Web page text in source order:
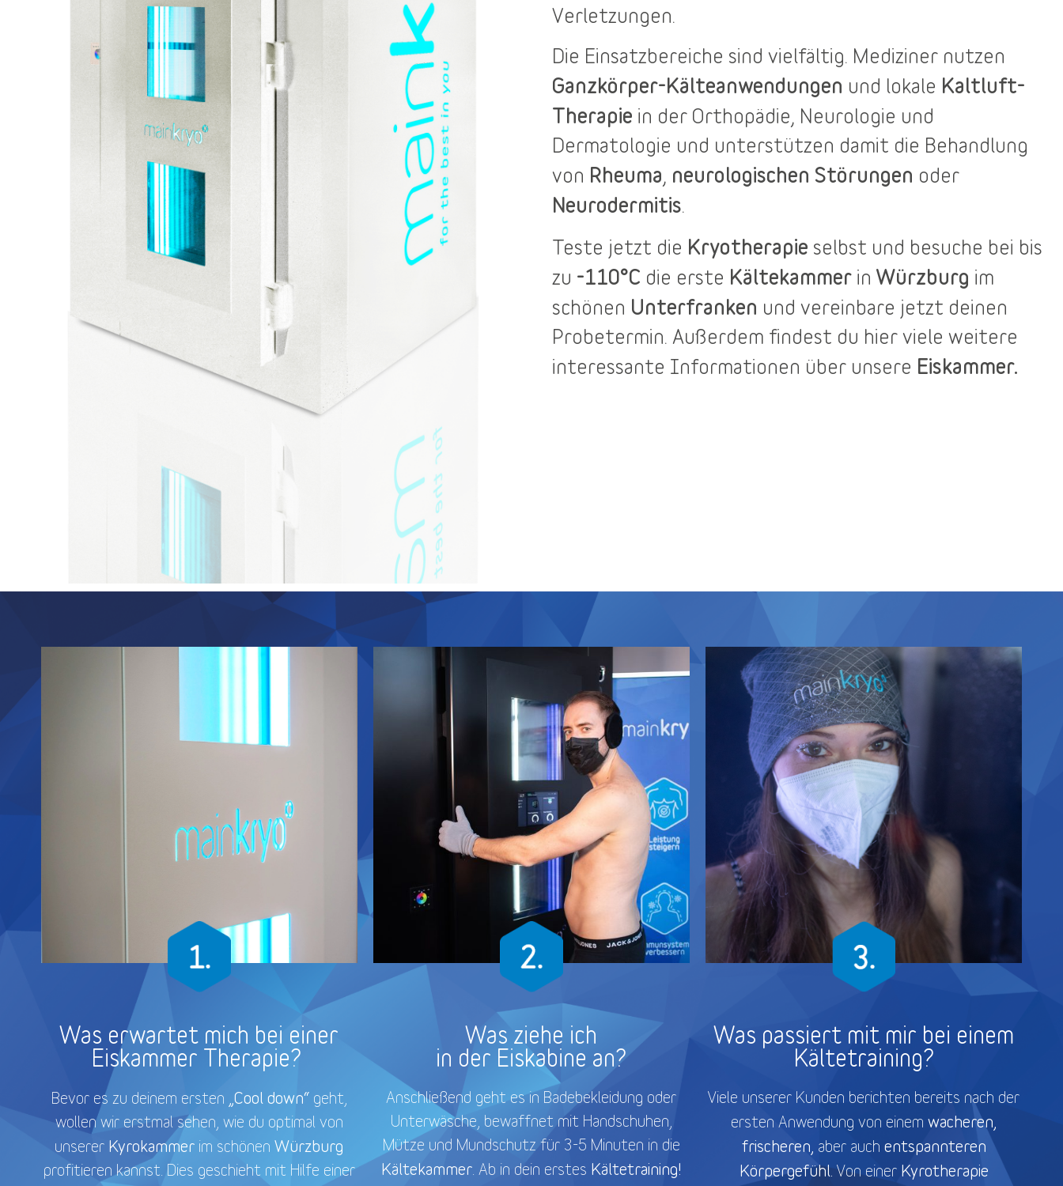
Verletzungen.
Die Einsatzbereiche sind vielfältig. Mediziner nutzen
Ganzkörper-Kälteanwendungen und lokale Kaltluft-
Therapie in der Orthopädie, Neurologie und
Dermatologie und unterstützen damit die Behandlung
von Rheuma, neurologischen Störungen oder
Neurodermitis.
Teste jetzt die Kryotherapie selbst und besuche bei bis
zu -110°C die erste Kältekammer in Würzburg im
schönen Unterfranken und vereinbare jetzt deinen
Probetermin. Außerdem findest du hierviele weitere
interessante Informationen über unsere Eiskammer.
Was erwartet mich bei einer
Eiskammer Therapie?
Bevor es zu deinem ersten „Cool down“geht,
wollen wir erstmal sehen, wie du optimal von
unserer Kyrokammer im schönenWürzburg
profitieren kannst. Dies geschieht mit Hilfe einer
Was ziehe ich
in der Eiskabine an?
Anschließend geht es in Badebekleidung oder
Unterwäsche, bewaffnet mit Handschuhen,
Mütze und Mundschutz für 3-5 Minuten in die
Kältekammer. Ab in dein erstes Kältetraining!
Was passiert mit mir bei einem
Kältetraining?
Viele unserer Kunden berichten bereits nach der
ersten Anwendung von einemwacheren,
frischeren, aber auch entspannteren
Körpergefühl.Von einer Kyrotherapie